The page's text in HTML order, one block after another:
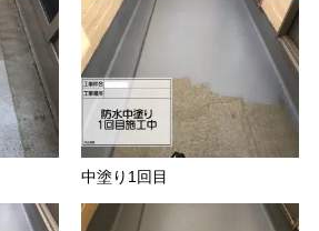
中塗り1回目